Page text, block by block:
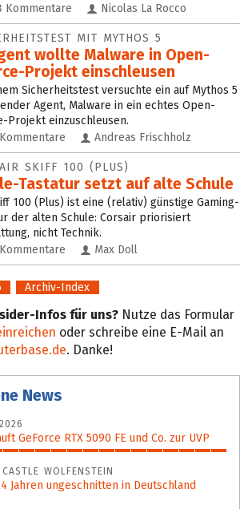
Kommentare Nicolas La Rocco
MIT MYTHOS 5
wollte Malware in Open-
Projekt einschleusen
Sicherheitstest versuchte ein auf Mythos 5
Agent, Malware in ein echtes Open-
Projekt einzuschleusen.
Kommentare Andreas Frischholz
SKIFF 100 (PLUS)
Tastatur setzt auf alte Schule
100 (Plus) ist eine (relativ) günstige Gaming-
der alten Schule: Corsair priorisiert
nicht Technik.
Kommentare Max Doll
Archiv-Index
Infos für uns? Nutze das Formular
oder schreibe eine E-Mail an
. Danke!
News
GeForce RTX 5090 FE und Co. zur UVP
WOLFENSTEIN
Jahren ungeschnitten in Deutschland